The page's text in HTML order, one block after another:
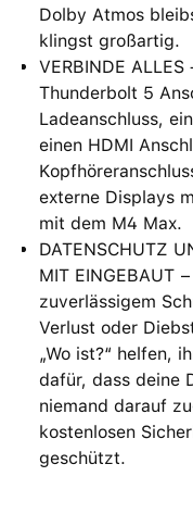
Dolby Atmos
klingst großartig.
VERBINDE
Thunderbolt 5
Ladeanschluss,
einen HDMI
externe Displays
mit dem M4 Max.
DATENSCHUTZ
MIT EINGEBAUT
zuverlässigem
Verlust oder
„Wo ist?“ helfen,
dafür, dass deine
niemand darauf
kostenlosen
geschützt.